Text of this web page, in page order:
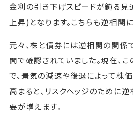
金利の引き下げスピードが鈍る
上昇)となります。こちらも逆相関
元々、株と債券には逆相関の関係
間で確認されていました。現在、
で、景気の減速や後退によって株
高まると、リスクヘッジのために
要が増えます。